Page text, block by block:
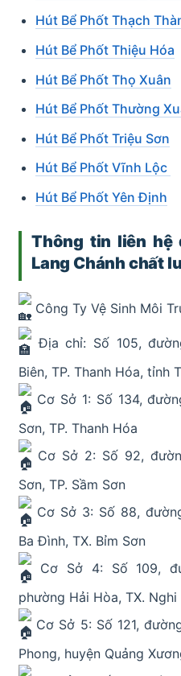
Hút Bể Phốt Thạch
Hút Bể Phốt Thiệu Hóa
Hút Bể Phốt Thọ Xuân
Hút Bể Phốt Thường
Hút Bể Phốt Triệu Sơn
Hút Bể Phốt Vĩnh Lộc
Hút Bể Phốt Yên Định
Thông tin liên hệ
Lang Chánh chất
Công Ty Vệ Sinh Môi
Địa chỉ: Số 105,
Biên, TP. Thanh Hóa, tỉnh
Cơ Sở 1: Số 134,
Sơn, TP. Thanh Hóa
Cơ Sở 2: Số 92,
Sơn, TP. Sầm Sơn
Cơ Sở 3: Số 88,
Ba Đình, TX. Bỉm Sơn
Cơ Sở 4: Số 109,
phường Hải Hòa, TX. Nghi
Cơ Sở 5: Số 121,
Phong, huyện Quảng